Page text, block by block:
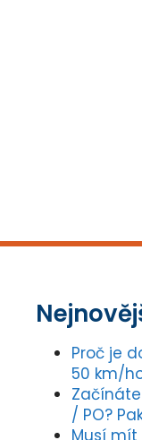
Proč je
50 km/
/ PO?
Musí